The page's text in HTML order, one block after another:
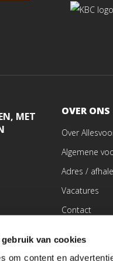
van cookies
om content en
MET
OVER ONS
Over
Algemene
Adres /
Vacatures
Contact